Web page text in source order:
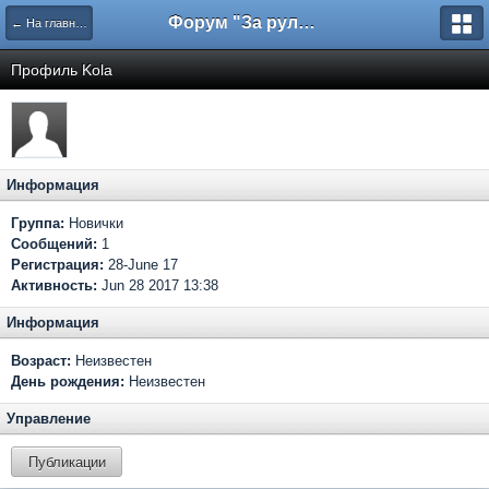
← На главную Форум "За рулем"
Профиль Kola
Информация
Группа: Новички
Сообщений: 1
Регистрация: 28-June 17
Активность: Jun 28 2017 13:38
Информация
Возраст: Неизвестен
День рождения: Неизвестен
Управление
Публикации